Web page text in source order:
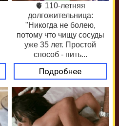
🫀 110-летняя
долгожительница:
"Никогда не болею,
потому что чищу сосуды
уже 35 лет. Простой
способ - пить...
Подробнее